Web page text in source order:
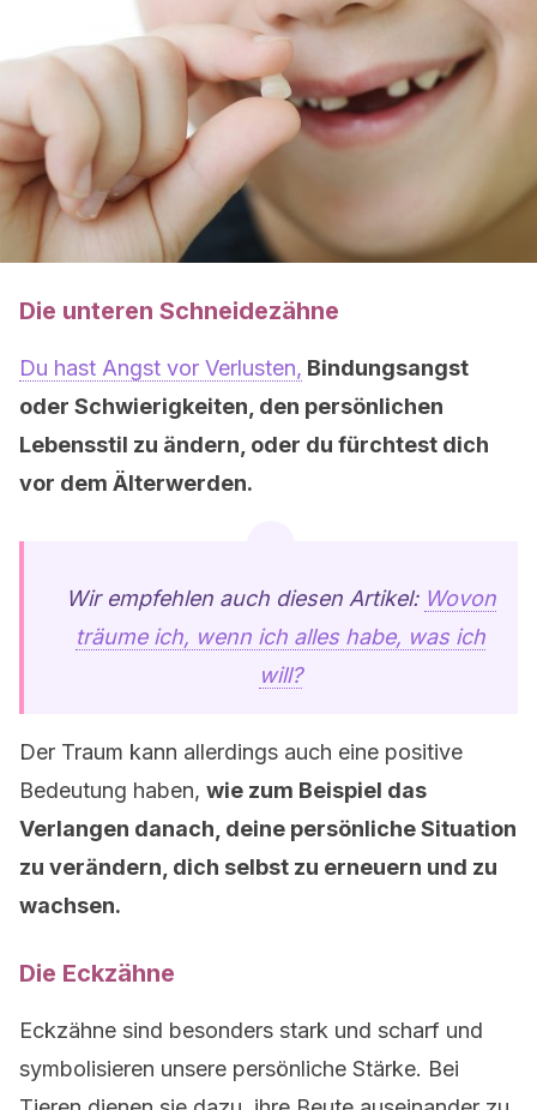
Die unteren Schneidezähne
Du hast Angst vor Verlusten, Bindungsangst
oder Schwierigkeiten, den persönlichen
Lebensstil zu ändern, oder du fürchtest dich
vor dem Älterwerden.
Wir empfehlen auch diesen Artikel: Wovon
träume ich, wenn ich alles habe, was ich
will?
Der Traum kann allerdings auch eine positive
Bedeutung haben, wie zum Beispiel das
Verlangen danach, deine persönliche Situation
zu verändern, dich selbst zu erneuern und zu
wachsen.
Die Eckzähne
Eckzähne sind besonders stark und scharf und
symbolisieren unsere persönliche Stärke. Bei